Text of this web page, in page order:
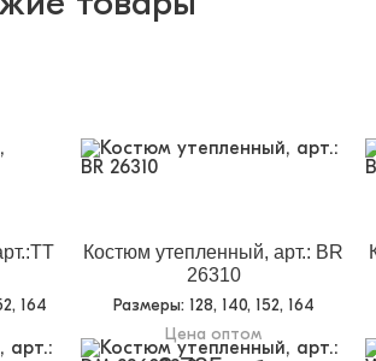
164
Костюм утепленный, арт.: BR
26310
Размеры: 128, 140, 152, 164
Цена оптом